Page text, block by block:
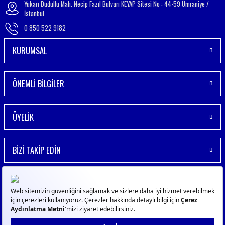
Yukarı Dudullu Mah. Necip Fazıl Bulvarı KEYAP Sitesi No : 44-59 Ümraniye /
İstanbul
0 850 522 9182
KURUMSAL
ÖNEMLİ BİLGİLER
ÜYELİK
BİZİ TAKİP EDİN